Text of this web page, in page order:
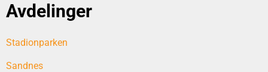
Avdelinger
Stadionparken
Sandnes